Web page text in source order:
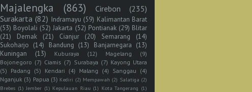
Majalengka (863) Cirebon
(235)
Surakarta (82) Indramayu (59) Kalimantan Barat
(53) Boyolali (52) Jakarta (52) Pontianak (29) Blitar
(21)
Demak (21) Cianjur (20) Semarang
(14)
Sukoharjo (14) Bandung (13) Banjarnegara (13)
Kuningan
(13) Kuburaya (12) Magelang
(9)
Bojonegoro (7) Ciamis (7) Surabaya (7) Kayong Utara
(5) Padang (5) Kendari (4) Malang (4) Sanggau (4)
Nganjuk (3) Papua (3) Kediri (2) Mempawah (2) Salatiga (2)
Brebes (1) Jember (1) Kepulauan Riau (1) Kota Tangerang (1)